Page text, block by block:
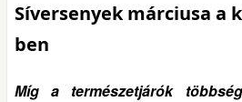
Síversenyek márciusa a
ben
Míg a természetjárók